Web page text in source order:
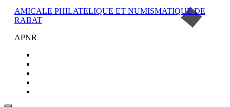
AMICALE PHILATELIQUE ET NUMISMATIQUE DE
RABAT
APNR